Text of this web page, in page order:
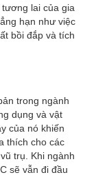
lai của gia
hạn như việc
bồi đắp và tích
trong ngành
dụng và vật
của nó khiến
thích cho các
trụ. Khi ngành
sẽ vẫn đi đầu